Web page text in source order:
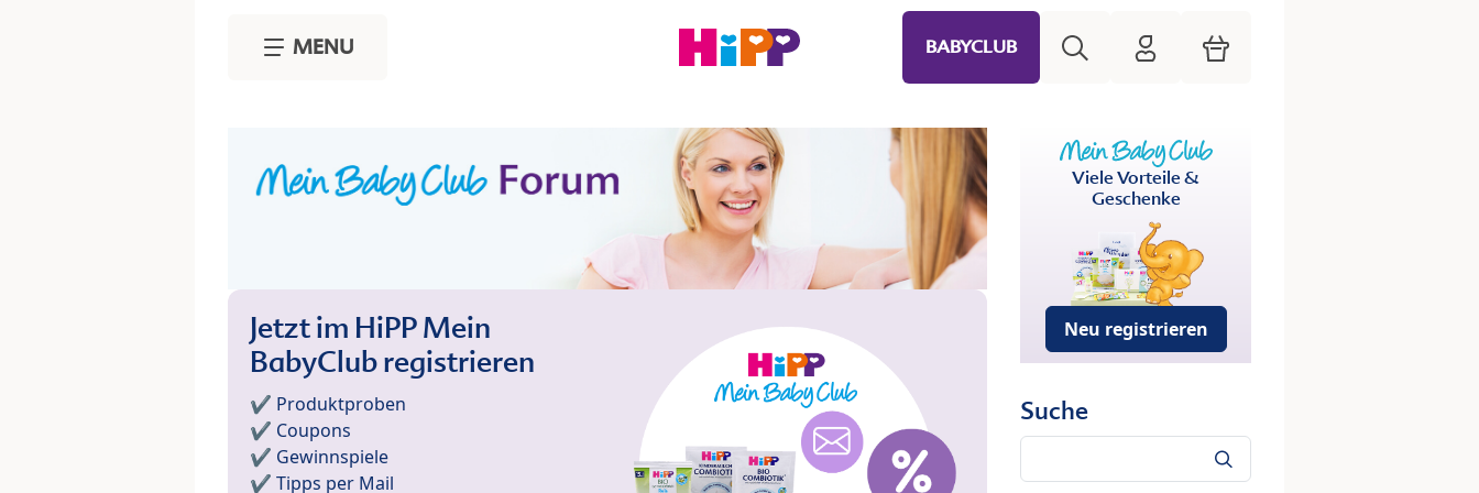
MENU BABYCLUB HiPP Mein Babyclub
Warenkorb
Jetzt im HiPP Mein
BabyClub registrieren
✔️ Produktproben
✔️ Coupons
✔️ Gewinnspiele
✔️ Tipps per Mail
Viele Vorteile &
Geschenke
Neu registrieren
Suche